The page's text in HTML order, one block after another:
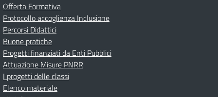
Offerta Formativa
Protocollo accoglienza Inclusione
Percorsi Didattici
Buone pratiche
Progetti finanziati da Enti Pubblici
Attuazione Misure PNRR
I progetti delle classi
Elenco materiale